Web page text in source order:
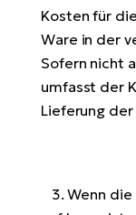
Kosten für
Ware in der
Sofern nicht
umfasst der
Lieferung der
3. Wenn